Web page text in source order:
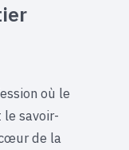
où le
savoir-
de la